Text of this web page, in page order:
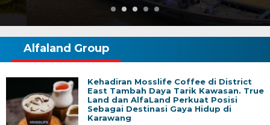
Alfaland Group
Kehadiran Mosslife Coffee di District
East Tambah Daya Tarik Kawasan. True
Land dan AlfaLand Perkuat Posisi
Sebagai Destinasi Gaya Hidup di
Karawang